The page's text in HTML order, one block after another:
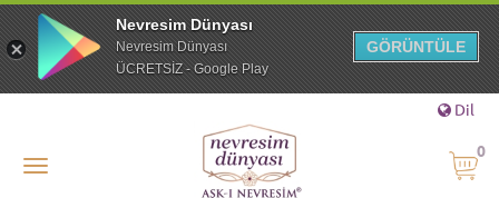
Dil
0
Nevresim Dünyası
Nevresim Dünyası
ÜCRETSİZ - Google Play
GÖRÜNTÜLE